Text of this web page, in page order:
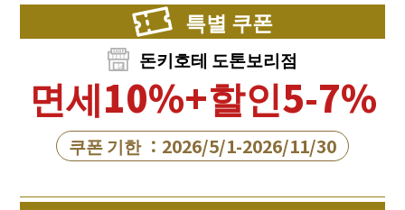
특별 쿠폰
돈키호테 도톤보리점
면세10%+할인5-7%
쿠폰 기한 ：2026/5/1-2026/11/30